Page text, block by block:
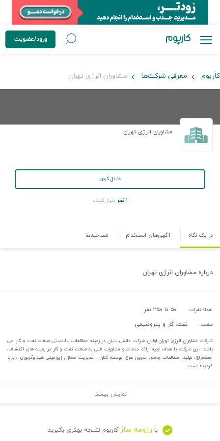
ورود/عضویت
کاربوم معرفی شرکت‌ها مشاوران انرژی تهران
مشاوران انرژی تهران
دنبال کردن
۱ نفر دنبال کننده
در یک نگاه آگهی‌های استخدام مصاحبه‌ها
درباره مشاوران انرژی تهران
تعداد نفرات: ۵۰ تا ۲۵۰ نفر
صنعت: نفت، گاز و پتروشیمی
شرکت مشاوران انرژی تهران اولین شرکت دانش بنیان در زمینه مطالعات بالادستی صنعت نفت و گاز می
باشد، این شرکت با هدف اولیه ارائه خدمات و مشاورات فنی به صنعت نفت و گاز در زمینه های اکتشاف،
استخراج، تولید، مطالعات جامع، تدوین طرح توسعه کلان . مدیریت مخازن زیرزمینی هیدروکربوری ، برپا
گردیده است.
نمایش بیشتر
با رزومه ساز کاربوم نتیجه بهتری بگیرید